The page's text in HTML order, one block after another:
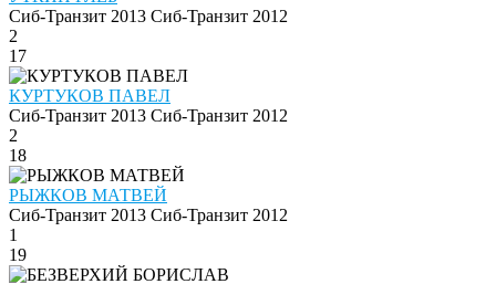
Сиб-Транзит 2013 Сиб-Транзит 2012
2
17
КУРТУКОВ ПАВЕЛ
Сиб-Транзит 2013 Сиб-Транзит 2012
2
18
РЫЖКОВ МАТВЕЙ
Сиб-Транзит 2013 Сиб-Транзит 2012
1
19